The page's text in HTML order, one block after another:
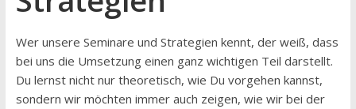
Wer unsere Seminare und Strategien kennt, der weiß, dass
bei uns die Umsetzung einen ganz wichtigen Teil darstellt.
Du lernst nicht nur theoretisch, wie Du vorgehen kannst,
sondern wir möchten immer auch zeigen, wie wir bei der